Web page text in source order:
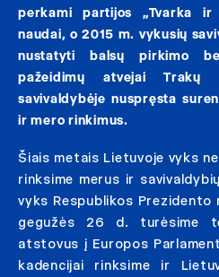
perkami partijos „Tvarka ir
naudai, o 2015 m. vykusių
nustatyti balsų pirkimo
pažeidimų atvejai
savivaldybėje nuspręsta
ir mero rinkimus.
Šiais metais Lietuvoje vyks
rinksime merus ir
vyks Respublikos
gegužės 26 d. turėsime
atstovus į Europos
kadencijai rinksime ir